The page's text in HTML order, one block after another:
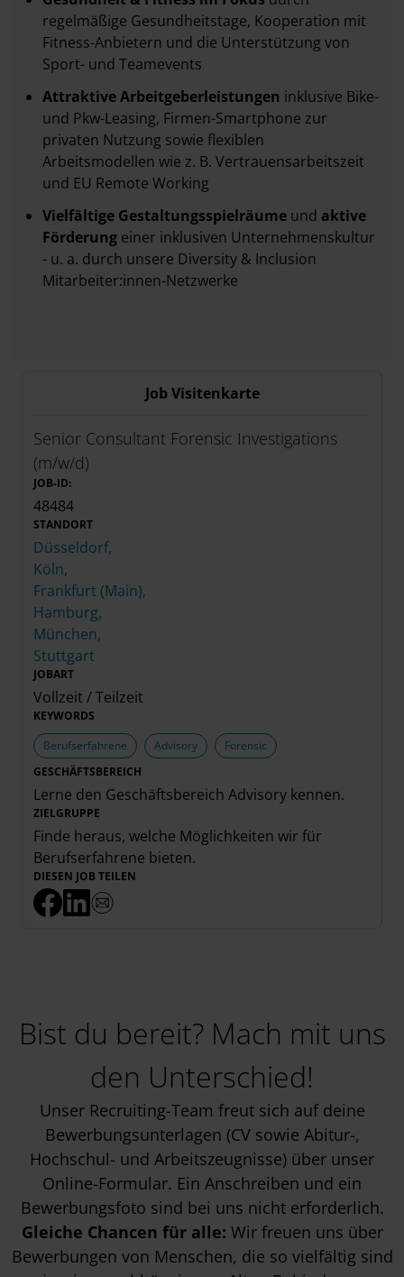
regelmäßige Gesundheitstage, Kooperation mit
Fitness-Anbietern und die Unterstützung von
Sport- und Teamevents
Attraktive Arbeitgeberleistungen inklusive Bike-
und Pkw-Leasing, Firmen-Smartphone zur
privaten Nutzung sowie flexiblen
Arbeitsmodellen wie z. B. Vertrauensarbeitszeit
und EU Remote Working
Vielfältige Gestaltungsspielräume und aktive
Förderung einer inklusiven Unternehmenskultur
- u. a. durch unsere Diversity & Inclusion
Mitarbeiter:innen-Netzwerke
Job Visitenkarte
Senior Consultant Forensic Investigations
(m/w/d)
JOB-ID:
48484
STANDORT
Düsseldorf,
Köln,
Frankfurt (Main),
Hamburg,
München,
Stuttgart
JOBART
Vollzeit / Teilzeit
KEYWORDS
Berufserfahrene
Advisory
Forensic
GESCHÄFTSBEREICH
Lerne den Geschäftsbereich Advisory kennen.
ZIELGRUPPE
Finde heraus, welche Möglichkeiten wir für
Berufserfahrene bieten.
DIESEN JOB TEILEN
Bist du bereit? Mach mit uns
den Unterschied!
Unser Recruiting-Team freut sich auf deine
Bewerbungsunterlagen (CV sowie Abitur-,
Hochschul- und Arbeitszeugnisse) über unser
Online-Formular. Ein Anschreiben und ein
Bewerbungsfoto sind bei uns nicht erforderlich.
Gleiche Chancen für alle: Wir freuen uns über
Bewerbungen von Menschen, die so vielfältig sind